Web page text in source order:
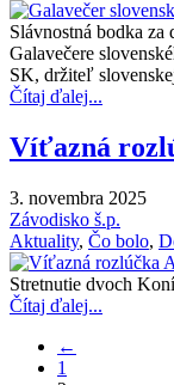
Slávnostná bodka
Galavečere
SK, držiteľ
Čítaj ďalej...
Víťazná
3. novembra 2025
Závodisko š.p.
Aktuality, Čo bolo,
Stretnutie dvoch
Čítaj ďalej...
←
1